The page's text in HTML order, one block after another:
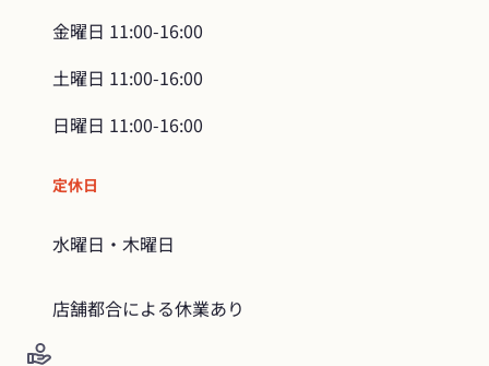
金曜日 11:00-16:00
土曜日 11:00-16:00
日曜日 11:00-16:00
定休日
水曜日・木曜日
店舗都合による休業あり